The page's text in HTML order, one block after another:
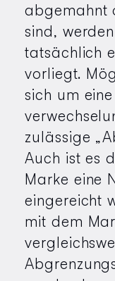
abgemahnt
sind,
tatsächlich
vorliegt.
sich um
zulässige
Auch ist es
Marke eine
eingereicht
mit dem